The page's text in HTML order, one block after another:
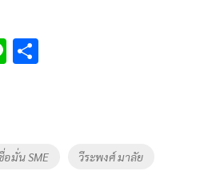
Li
อมั่น SME วีระพงศ์ มาลัย